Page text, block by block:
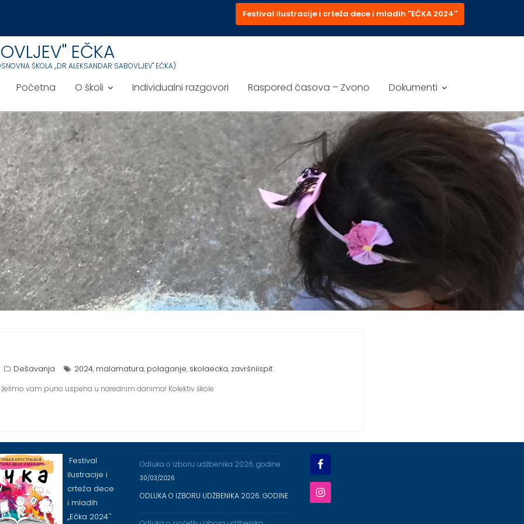
Festival ilustracije i crteža dece i mladih ''EČKA 2024''
EČKA
ŠKOLA ,,DR ALEKSANDAR SABOVLJEV'' EČKA)
Početna O školi Individualni razgovori Raspored časova – Zvono Dokumenti
Dešavanja 2024, malamatura, polaganje, skolaecka, završniispit
želimo vam puno uspeha u narednim danima! Kolektiv škole
Festival
ilustracije i
crteža dece
i mladih
,,Ečka 2024''
Odluka o izboru udžbenika 2026. godine
30/03/2026
ODLUKA O IZBORU UDŽBENIKA 2026. GODINE